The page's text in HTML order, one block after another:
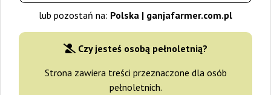
lub pozostań na: Polska | ganjafarmer.com.pl
Czy jesteś osobą pełnoletnią?
Strona zawiera treści przeznaczone dla osób
pełnoletnich.
Filtry Sortowanie